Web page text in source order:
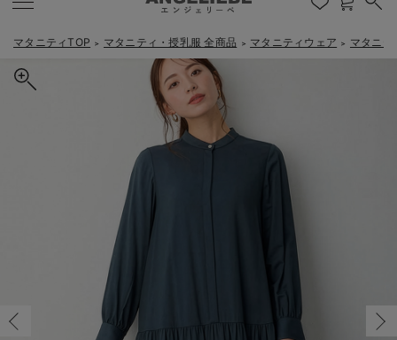
戻る
マタニティ トップス
マタニティ アウター（コート）・ママコート
戻る
マタニティ 下着・インナー全て
妊婦帯・腹帯・産前ガードル
マタニティ 授乳 キャミソール
産褥ショーツ
戻る
戻る
マタニティ オフィス 通勤服
マタニティ ドレス（結婚式・お呼ばれ）
マタニティ フォーマル パンツ・ボトムス
戻る
妊婦用 抱き枕・授乳クッション
戻る
マタニティストッキング・タイツ
戻る
戻る
【アウトレット】ワンピース
【アウトレット】トップス・授乳トップス
【アウトレット】ボトムス
【アウトレット】パジャマ
【アウトレット】インナー
戻る
冷房対策
戻る
トップス
パンツ
スカート
【37周年祭セール】
【〜10℃】3月中旬
涼しくて可愛い「ワ
デニム
レギンス
オフィス
きれいめトップス派
きれいめスカート派
きれいめ美脚パンツ派
マタニティインナー
ベビー
【オフィスカジュア
パンツタイプ
【フォーマル】ボト
【フォーマル】トッ
【ベビー】半袖
【ベビー】グッズ
2WAYオール
コンビ肌着
短肌着
快適ウェア10%OFF
Aライン ・フレアワ
Iライン ・タイトシ
ジャンパースカート/
〜5,000円（税込）
〜10,000円（税込）
10,001円（税込）〜
女の子におススメの
綿混素材
腹巻・ひざ上パンツ
保温&リカバリー
赤ちゃんへ使うもの
産後に使うグッズ
【冬のあったか特集
【冬のあったか特集
【冬のあったか特集
マタニティTOP ＞ マタニティ・授乳服 全商品 ＞ マタニティウェア ＞ マタニテ
ローウエストワンピース マタニティ・産後授乳服【出産後も長く使
M/在庫あり
M/在庫あり
L/在庫あり